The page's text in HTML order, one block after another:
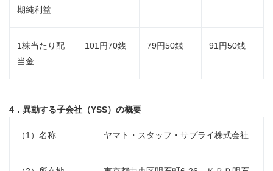
期純利益
1株当たり配
当金
101円70銭 79円50銭 91円50銭
4．異動する子会社（YSS）の概要
（1）名称 ヤマト・スタッフ・サプライ株式会社